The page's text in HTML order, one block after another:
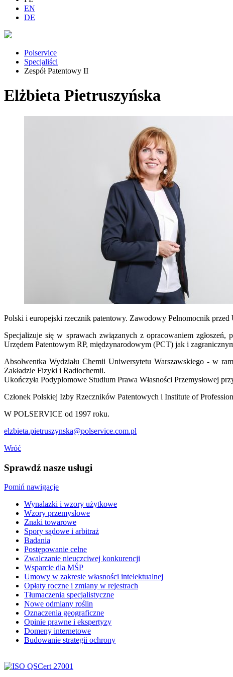
EN
DE
Polservice
Specjaliści
Zespół Patentowy II
Elżbieta Pietruszyńska
Polski i europejski rzecznik patentowy. Zawodowy Pełnomocnik
Specjalizuje się w sprawach związanych z opracowaniem
Urzędem Patentowym RP, międzynarodowym (PCT) jak i
Absolwentka Wydziału Chemii Uniwersytetu Warszawskiego - w
Zakładzie Fizyki i Radiochemii.
Ukończyła Podyplomowe Studium Prawa Własności Przemysłowej
Członek Polskiej Izby Rzeczników Patentowych i Institute of
W POLSERVICE od 1997 roku.
elzbieta.pietruszynska@polservice.com.pl
Wróć
Sprawdź nasze usługi
Pomiń nawigacje
Wynalazki i wzory użytkowe
Wzory przemysłowe
Znaki towarowe
Spory sądowe i arbitraż
Badania
Postępowanie celne
Zwalczanie nieuczciwej konkurencji
Wsparcie dla MŚP
Umowy w zakresie własności intelektualnej
Opłaty roczne i zmiany w rejestrach
Tłumaczenia specjalistyczne
Nowe odmiany roślin
Oznaczenia geograficzne
Opinie prawne i ekspertyzy
Domeny internetowe
Budowanie strategii ochrony